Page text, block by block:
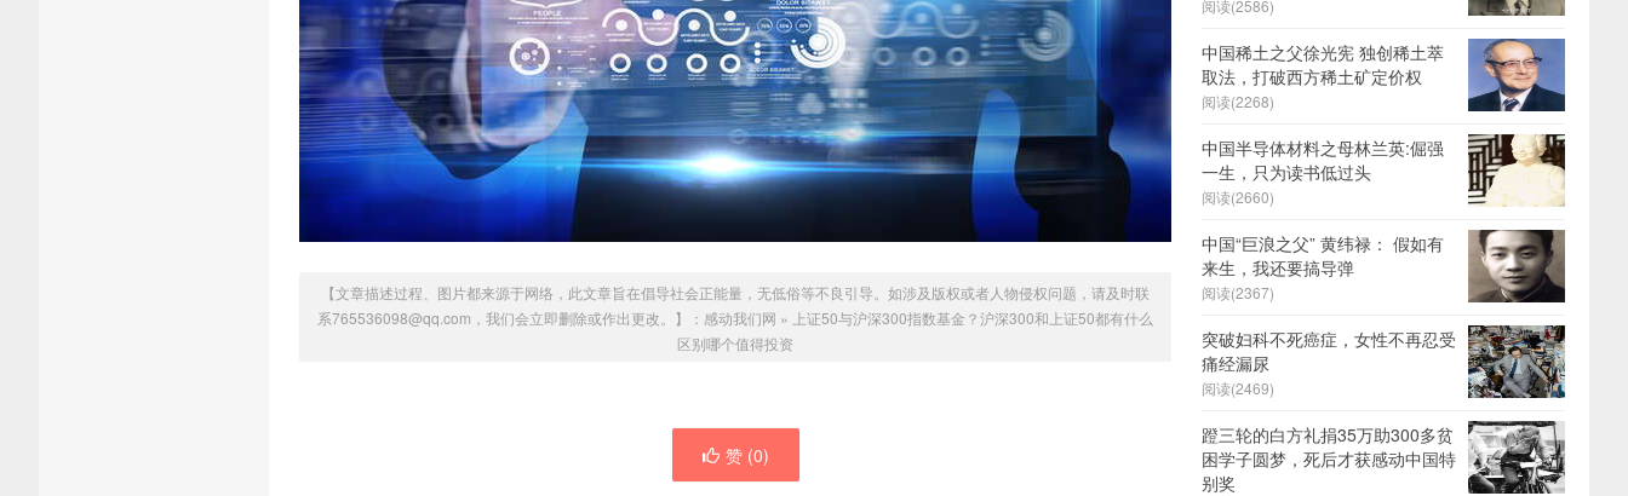
【文章描述过程、图片都来源于网络，此文章旨在倡导社会正能量，无低俗等不良引导。如涉及版权或者人物侵权问题，请及时联
系765536098@qq.com，我们会立即删除或作出更改。】： 感动我们网 » 上证50与沪深300指数基金？沪深300和上证50都有什么
区别哪个值得投资
赞 (0)
阅读(2586)
中国稀土之父徐光宪 独创稀土萃
取法，打破西方稀土矿定价权
阅读(2268)
中国半导体材料之母林兰英:倔强
一生，只为读书低过头
阅读(2660)
中国“巨浪之父” 黄纬禄： 假如有
来生，我还要搞导弹
阅读(2367)
突破妇科不死癌症，女性不再忍受
痛经漏尿
阅读(2469)
蹬三轮的白方礼捐35万助300多贫
困学子圆梦，死后才获感动中国特
别奖